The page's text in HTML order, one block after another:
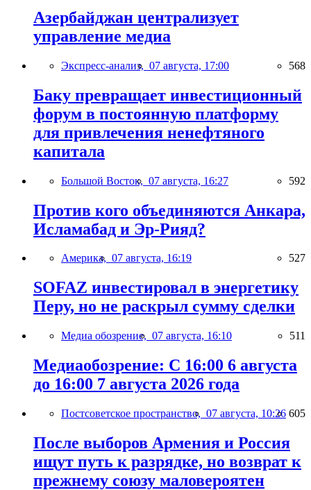
Азербайджан централизует
управление медиа
Экспресс-анализ, 07 августа, 17:00 568
Баку превращает инвестиционный
форум в постоянную платформу
для привлечения ненефтяного
капитала
Большой Восток, 07 августа, 16:27 592
Против кого объединяются Анкара,
Исламабад и Эр-Рияд?
Америка, 07 августа, 16:19 527
SOFAZ инвестировал в энергетику
Перу, но не раскрыл сумму сделки
Медиа обозрение, 07 августа, 16:10 511
Медиаобозрение: С 16:00 6 августа
до 16:00 7 августа 2026 года
Постсоветское пространство, 07 августа, 10:26 605
После выборов Армения и Россия
ищут путь к разрядке, но возврат к
прежнему союзу маловероятен